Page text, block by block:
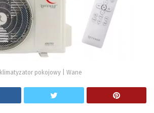
klimatyzator pokojowy | Wane